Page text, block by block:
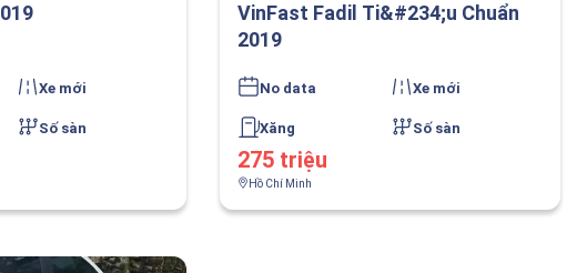
Xe mới
Số sàn
VinFast Fadil Ti&#234;u Chuẩn
2019
No data Xe mới
Xăng Số sàn
275 triệu
Hồ Chí Minh